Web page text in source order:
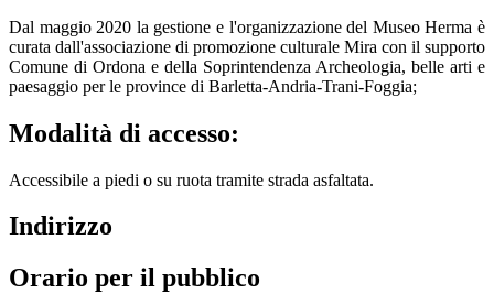
Dal maggio 2020 la gestione e l'organizzazione del Museo Herma è
curata dall'associazione di promozione culturale Mira con il supporto
Comune di Ordona e della Soprintendenza Archeologia, belle arti e
paesaggio per le province di Barletta-Andria-Trani-Foggia;
Modalità di accesso:
Accessibile a piedi o su ruota tramite strada asfaltata.
Indirizzo
Orario per il pubblico